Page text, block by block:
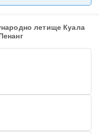
летище Куала